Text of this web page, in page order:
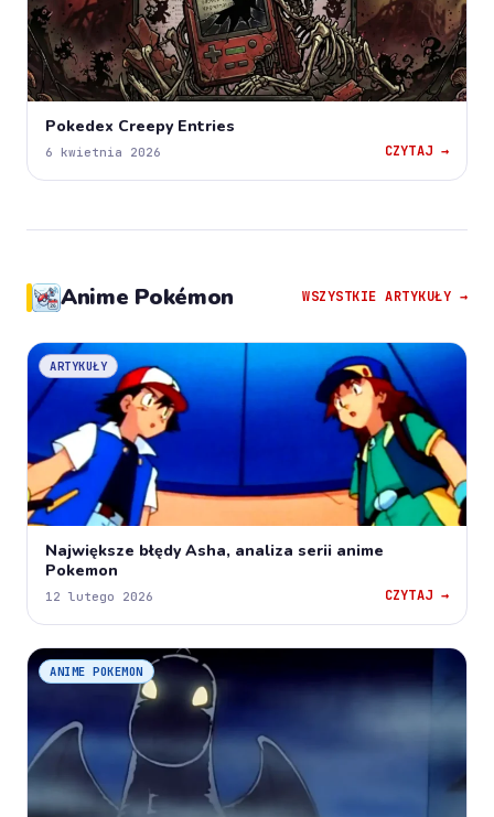
Pokedex Creepy Entries
6 kwietnia 2026 CZYTAJ →
Anime Pokémon WSZYSTKIE ARTYKUŁY →
ARTYKUŁY
Największe błędy Asha, analiza serii anime
Pokemon
12 lutego 2026 CZYTAJ →
ANIME POKEMON